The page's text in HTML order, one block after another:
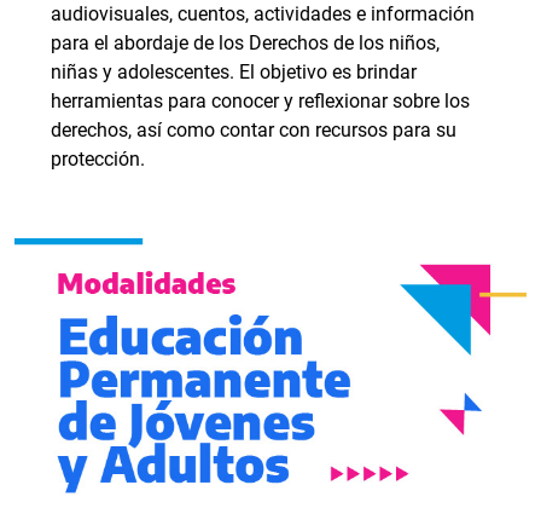
audiovisuales, cuentos, actividades e información
para el abordaje de los Derechos de los niños,
niñas y adolescentes. El objetivo es brindar
herramientas para conocer y reflexionar sobre los
derechos, así como contar con recursos para su
protección.